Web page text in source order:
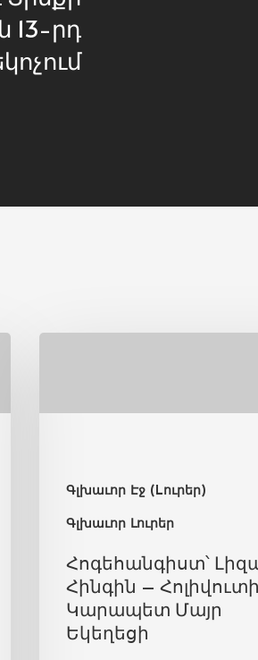
րդ
Գլխաւոր Էջ (Lուրեր)
Գլխաւոր Լուրեր
Հոգեհանգիստ՝
Հինգին –
Կարապետ Մայր
Եկեղեցի